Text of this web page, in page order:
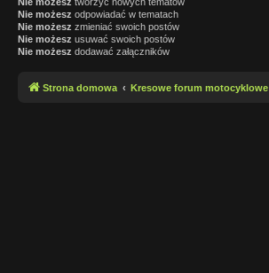
Nie możesz odpowiadać w tematach
Nie możesz zmieniać swoich postów
Nie możesz usuwać swoich postów
Nie możesz dodawać załączników
Strona domowa Kresowe forum motocyklowe